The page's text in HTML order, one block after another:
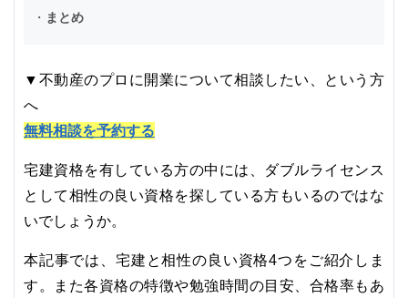
・ まとめ
▼不動産のプロに開業について相談したい、という方
へ
無料相談を予約する
宅建資格を有している方の中には、ダブルライセンス
として相性の良い資格を探している方もいるのではな
いでしょうか。
本記事では、宅建と相性の良い資格4つをご紹介しま
す。また各資格の特徴や勉強時間の目安、合格率もあ